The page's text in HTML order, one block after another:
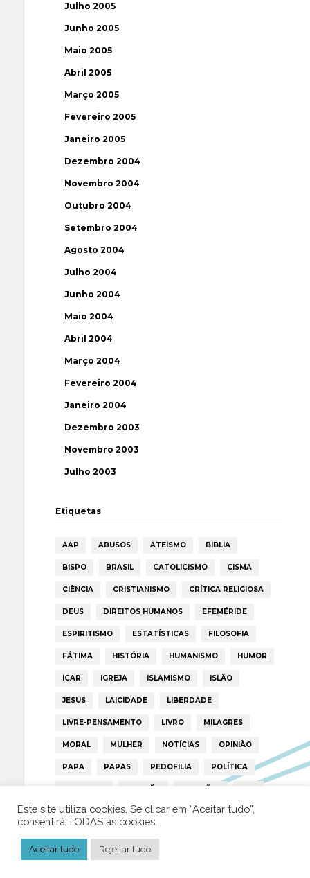
Julho 2005
Junho 2005
Maio 2005
Abril 2005
Março 2005
Fevereiro 2005
Janeiro 2005
Dezembro 2004
Novembro 2004
Outubro 2004
Setembro 2004
Agosto 2004
Julho 2004
Junho 2004
Maio 2004
Abril 2004
Março 2004
Fevereiro 2004
Janeiro 2004
Dezembro 2003
Novembro 2003
Julho 2003
Etiquetas
AAP ABUSOS ATEÍSMO BIBLIA
BISPO BRASIL CATOLICISMO CISMA
CIÊNCIA CRISTIANISMO CRÍTICA RELIGIOSA
DEUS DIREITOS HUMANOS EFEMÉRIDE
ESPIRITISMO ESTATÍSTICAS FILOSOFIA
FÁTIMA HISTÓRIA HUMANISMO HUMOR
ICAR IGREJA ISLAMISMO ISLÃO
JESUS LAICIDADE LIBERDADE
LIVRE-PENSAMENTO LIVRO MILAGRES
MORAL MULHER NOTÍCIAS OPINIÃO
PAPA PAPAS PEDOFILIA POLÍTICA
PORTUGAL RELIGIÃO RELIGIÕES RTP
TRUMP VATICANO
Este site utiliza cookies. Se clicar em “Aceitar tudo”,
consentirá TODAS as cookies.
Aceitar tudo Rejeitar tudo